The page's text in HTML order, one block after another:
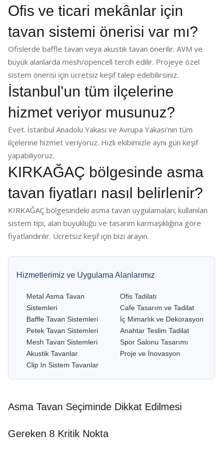
Ofis ve ticari mekânlar için
tavan sistemi önerisi var mı?
Ofislerde baffle tavan veya akustik tavan önerilir. AVM ve
büyük alanlarda mesh/opencell tercih edilir. Projeye özel
sistem önerisi için ücretsiz keşif talep edebilirsiniz.
İstanbul'un tüm ilçelerine
hizmet veriyor musunuz?
Evet. İstanbul Anadolu Yakası ve Avrupa Yakası'nın tüm
ilçelerine hizmet veriyoruz. Hızlı ekibimizle aynı gün keşif
yapabiliyoruz.
KIRKAĞAÇ bölgesinde asma
tavan fiyatları nasıl belirlenir?
KIRKAĞAÇ bölgesindeki asma tavan uygulamaları; kullanılan
sistem tipi, alan büyüklüğü ve tasarım karmaşıklığına göre
fiyatlandırılır. Ücretsiz keşif için bizi arayın.
Hizmetlerimiz ve Uygulama Alanlarımız
Metal Asma Tavan
Sistemleri
Baffle Tavan Sistemleri
Petek Tavan Sistemleri
Mesh Tavan Sistemleri
Akustik Tavanlar
Clip In Sistem Tavanlar
Ofis Tadilatı
Cafe Tasarım ve Tadilat
İç Mimarlık ve Dekorasyon
Anahtar Teslim Tadilat
Spor Salonu Tasarımı
Proje ve İnovasyon
Asma Tavan Seçiminde Dikkat Edilmesi
Gereken 8 Kritik Nokta